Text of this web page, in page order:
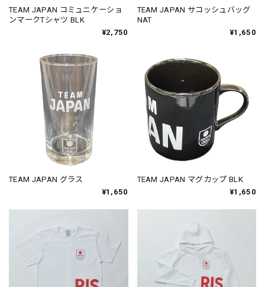
TEAM JAPAN コミュニケーショ
ンマークTシャツ BLK
¥2,750
TEAM JAPAN サコッシュバッグ
NAT
¥1,650
TEAM JAPAN グラス
¥1,650
TEAM JAPAN マグカップ BLK
¥1,650